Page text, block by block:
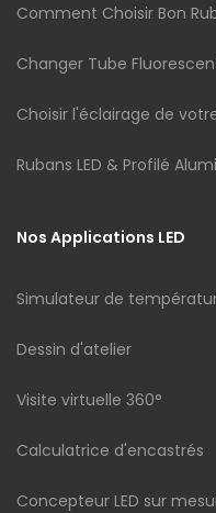
Comment Choisir Bon
Changer Tube
Choisir l'éclairage de
Rubans LED & Profilé
Nos Applications LED
Simulateur de
Dessin d'atelier
Visite virtuelle 360°
Calculatrice d'encastrés
Concepteur LED sur